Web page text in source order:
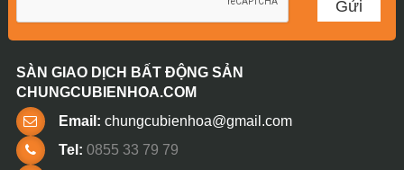
SÀN GIAO DỊCH BẤT ĐỘNG SẢN
CHUNGCUBIENHOA.COM
Email: chungcubienhoa@gmail.com
Tel: 0855 33 79 79